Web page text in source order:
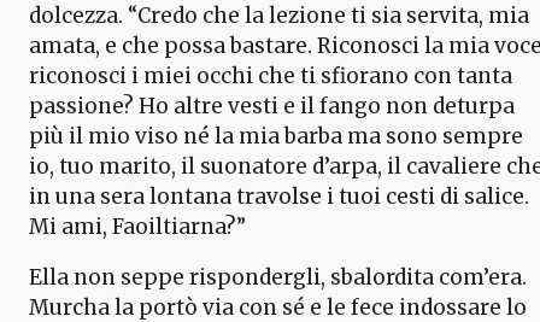
dolcezza. “Credo che la lezione ti sia servita, mia
amata, e che possa bastare. Riconosci la mia
riconosci i miei occhi che ti sfiorano con tanta
passione? Ho altre vesti e il fango non deturpa
più il mio viso né la mia barba ma sono sempre
io, tuo marito, il suonatore d’arpa, il cavaliere
in una sera lontana travolse i tuoi cesti di salice.
Mi ami, Faoiltiarna?”
Ella non seppe rispondergli, sbalordita com’era.
Murcha la portò via con sé e le fece indossare lo